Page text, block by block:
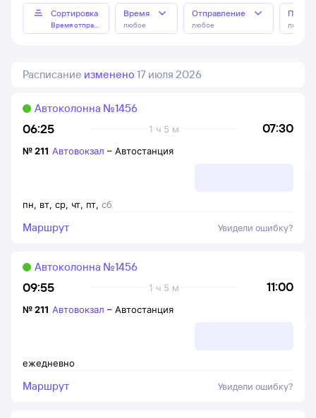
Сортировка
Время отправления
Время
любое
Отправление
любое любое
Расписание изменено 17 июля 2026
06:25 07:30
1 ч 5 м
Автоколонна №1456
пн, вт, ср, чт, пт, сб
№211 Автовокзал – Автостанция
Маршрут Увидели ошибку?
09:55 11:00
1 ч 5 м
Автоколонна №1456
ежедневно
№211 Автовокзал – Автостанция
Маршрут Увидели ошибку?